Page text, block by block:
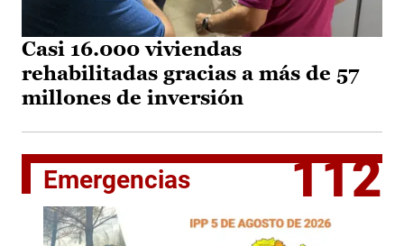
Casi 16.000 viviendas
rehabilitadas gracias a más de 57
millones de inversión
Emergencias 112